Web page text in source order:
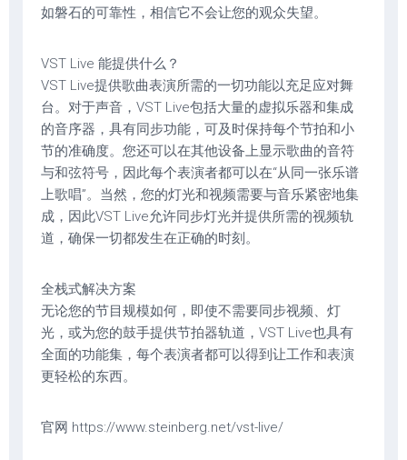
如磐石的可靠性，相信它不会让您的观众失望。
VST Live 能提供什么？
VST Live提供歌曲表演所需的一切功能以充足应对舞
台。对于声音，VST Live包括大量的虚拟乐器和集成
的音序器，具有同步功能，可及时保持每个节拍和小
节的准确度。您还可以在其他设备上显示歌曲的音符
与和弦符号，因此每个表演者都可以在“从同一张乐谱
上歌唱”。当然，您的灯光和视频需要与音乐紧密地集
成，因此VST Live允许同步灯光并提供所需的视频轨
道，确保一切都发生在正确的时刻。
全栈式解决方案
无论您的节目规模如何，即使不需要同步视频、灯
光，或为您的鼓手提供节拍器轨道，VST Live也具有
全面的功能集，每个表演者都可以得到让工作和表演
更轻松的东西。
官网 https://www.steinberg.net/vst-live/